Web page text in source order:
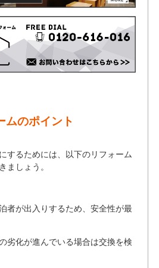
ムのポイント
するためには、以下のリフォーム
ましょう。
者が出入りするため、安全性が最
劣化が進んでいる場合は交換を検